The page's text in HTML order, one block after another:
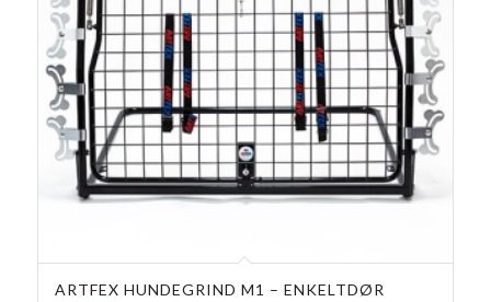
ARTFEX HUNDEGRIND M1 – ENKELTDØR